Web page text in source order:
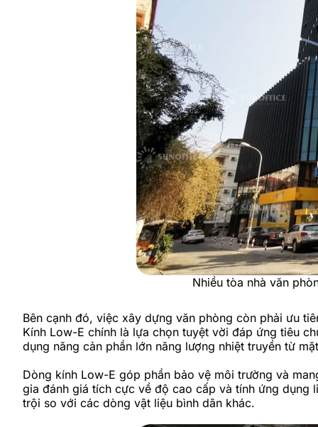
Nhiều tòa nhà văn
Bên cạnh đó, việc xây dựng văn phòng còn phải ưu
Kính Low-E chính là lựa chọn tuyệt vời đáp ứng tiêu
dụng năng cản phần lớn năng lượng nhiệt truyền từ
Dòng kính Low-E góp phần bảo vệ môi trường và
gia đánh giá tích cực về độ cao cấp và tính ứng
trội so với các dòng vật liệu bình dân khác.